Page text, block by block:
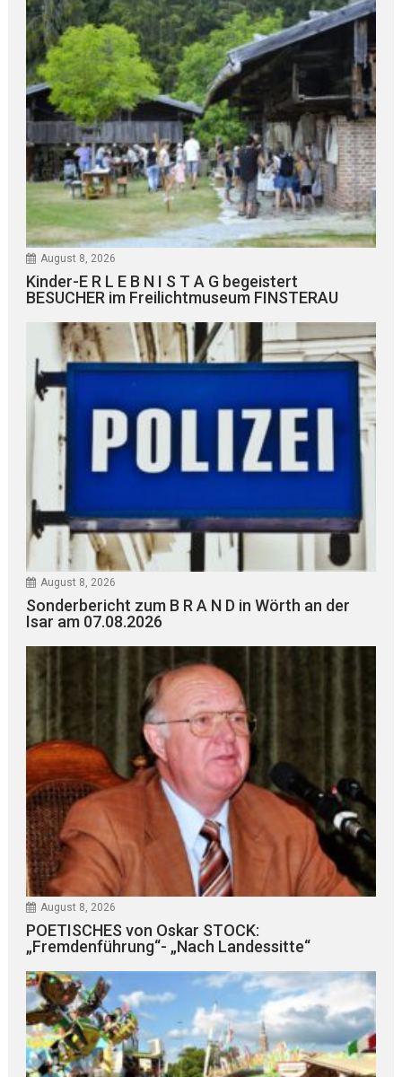
August 8, 2026
Kinder-E R L E B N I S T A G begeistert
BESUCHER im Freilichtmuseum FINSTERAU
August 8, 2026
Sonderbericht zum B R A N D in Wörth an der
Isar am 07.08.2026
August 8, 2026
POETISCHES von Oskar STOCK:
„Fremdenführung“- „Nach Landessitte“